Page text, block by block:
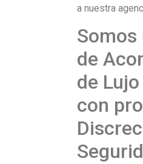
a nuestra
Somos
de
de
con